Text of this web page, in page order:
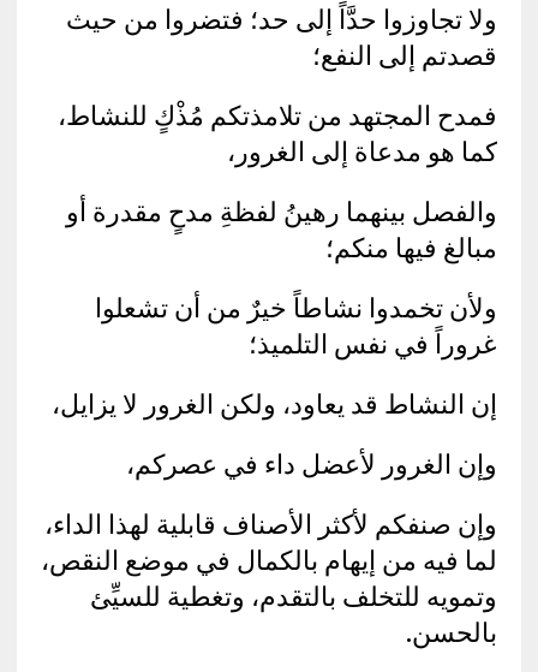
ولا تجاوزوا حدَّاً إلى حد؛ فتضروا من حيث
قصدتم إلى النفع؛
فمدح المجتهد من تلامذتكم مُذْكٍ للنشاط،
كما هو مدعاة إلى الغرور،
والفصل بينهما رهينُ لفظةِ مدحٍ مقدرة أو
مبالغ فيها منكم؛
ولأن تخمدوا نشاطاً خيرٌ من أن تشعلوا
غروراً في نفس التلميذ؛
إن النشاط قد يعاود، ولكن الغرور لا يزايل،
وإن الغرور لأعضل داء في عصركم،
وإن صنفكم لأكثر الأصناف قابلية لهذا الداء،
لما فيه من إيهام بالكمال في موضع النقص،
وتمويه للتخلف بالتقدم، وتغطية للسيِّئ
بالحسن.